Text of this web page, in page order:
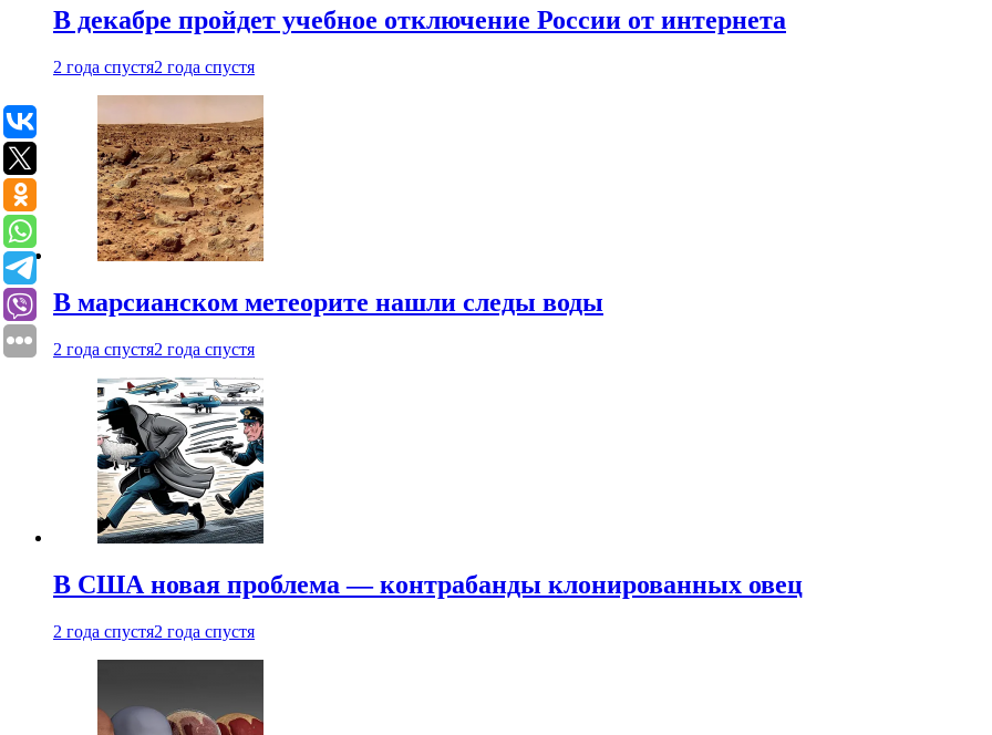
В декабре пройдет учебное отключение России от интернета
2 года спустя2 года спустя
В марсианском метеорите нашли следы воды
2 года спустя2 года спустя
В США новая проблема — контрабанды клонированных овец
2 года спустя2 года спустя